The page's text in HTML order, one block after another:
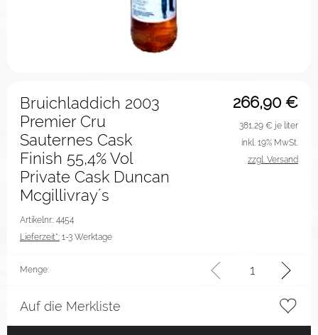
266,90 €
Bruichladdich 2003
Premier Cru
Sauternes Cask
Finish 55,4% Vol
Private Cask Duncan
Mcgillivray´s
Artikelnr.: 4454
Lieferzeit*: 1-3 Werktage
381,29 € je liter
inkl. 19% MwSt.
zzgl. Versand
Menge:
Auf die Merkliste